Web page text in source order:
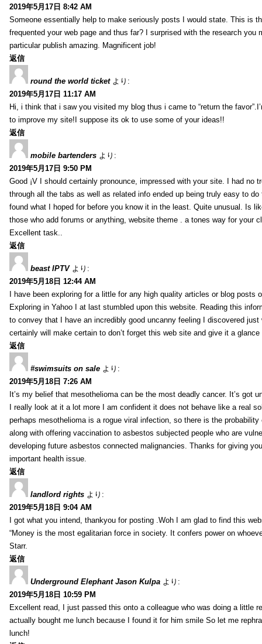
2019年5月17日 8:42 AM
Someone essentially help to make seriously posts I would state. This is
frequented your web page and thus far? I surprised with the research you
particular publish amazing. Magnificent job!
返信
round the world ticket より:
2019年5月17日 11:17 AM
Hi, i think that i saw you visited my blog thus i came to “return the
to improve my site!I suppose its ok to use some of your ideas!!
返信
mobile bartenders より:
2019年5月17日 9:50 PM
Good ¡V I should certainly pronounce, impressed with your site. I had no
through all the tabs as well as related info ended up being truly easy to
found what I hoped for before you know it in the least. Quite unusual. Is
those who add forums or anything, website theme . a tones way for your
Excellent task..
返信
beast IPTV より:
2019年5月18日 12:44 AM
I have been exploring for a little for any high quality articles or blog posts
Exploring in Yahoo I at last stumbled upon this website. Reading this
to convey that I have an incredibly good uncanny feeling I discovered
certainly will make certain to don’t forget this web site and give it a
返信
#swimsuits on sale より:
2019年5月18日 7:26 AM
It’s my belief that mesothelioma can be the most deadly cancer. It’s got
I really look at it a lot more I am confident it does not behave like a real
perhaps mesothelioma is a rogue viral infection, so there is the
along with offering vaccination to asbestos subjected people who are
developing future asbestos connected malignancies. Thanks for giving
important health issue.
返信
landlord rights より:
2019年5月18日 9:04 AM
I got what you intend, thankyou for posting .Woh I am glad to find this
“Money is the most egalitarian force in society. It confers power on
Starr.
返信
Underground Elephant Jason Kulpa より:
2019年5月18日 10:59 PM
Excellent read, I just passed this onto a colleague who was doing a little
actually bought me lunch because I found it for him smile So let me
lunch!